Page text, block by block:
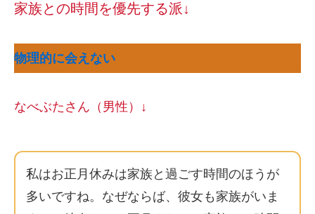
家族との時間を優先する派↓
物理的に会えない
なべぶたさん（男性）↓
私はお正月休みは家族と過ごす時間のほうが
多いですね。なぜならば、彼女も家族がいま